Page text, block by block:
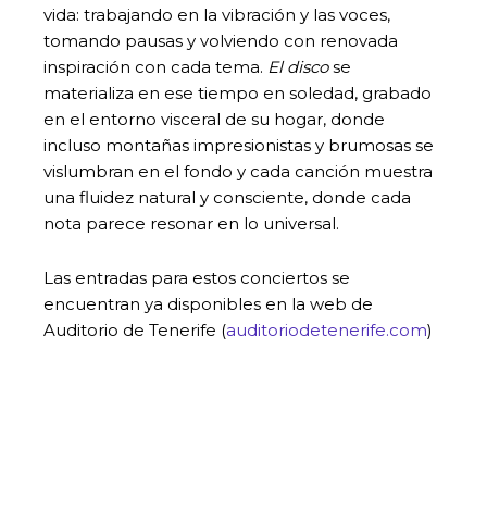
vida: trabajando en la vibración y las voces,
tomando pausas y volviendo con renovada
inspiración con cada tema. El discose
materializa en ese tiempo en soledad, grabado
en el entorno visceral de su hogar, donde
incluso montañas impresionistas y brumosas se
vislumbran en el fondo y cada canción muestra
una fluidez natural y consciente, donde cada
nota parece resonar en lo universal.
Las entradas para estos conciertos se
encuentran ya disponibles en la web de
Auditorio de Tenerife (auditoriodetenerife.com)